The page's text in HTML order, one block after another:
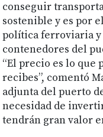
conseguir
sostenible y es por
política ferroviaria y
contenedores del
“El precio es lo que
recibes”, comentó
adjunta del puerto
necesidad de
tendrán gran valor